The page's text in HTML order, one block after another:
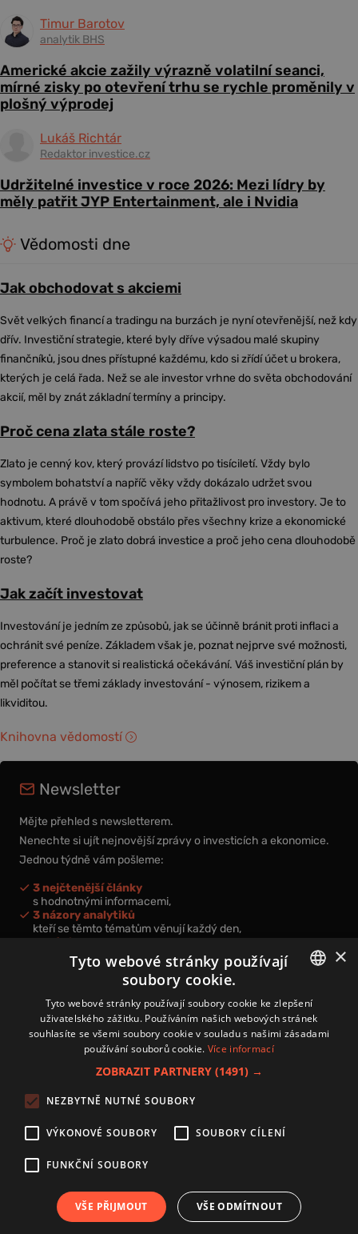
Timur Barotov
analytik BHS
Americké akcie zažily výrazně volatilní seanci,
mírné zisky po otevření trhu se rychle proměnily v
plošný výprodej
Lukáš Richtár
Redaktor investice.cz
Udržitelné investice v roce 2026: Mezi lídry by
měly patřit JYP Entertainment, ale i Nvidia
Vědomosti dne
Jak obchodovat s akciemi
Svět velkých financí a tradingu na burzách je nyní otevřenější, než kdy
dřív. Investiční strategie, které byly dříve výsadou malé skupiny
finančníků, jsou dnes přístupné každému, kdo si zřídí účet u brokera,
kterých je celá řada. Než se ale investor vrhne do světa obchodování
akcií, měl by znát základní termíny a principy.
Proč cena zlata stále roste?
Zlato je cenný kov, který provází lidstvo po tisíciletí. Vždy bylo
symbolem bohatství a napříč věky vždy dokázalo udržet svou
hodnotu. A právě v tom spočívá jeho přitažlivost pro investory. Je to
aktivum, které dlouhodobě obstálo přes všechny krize a ekonomické
turbulence. Proč je zlato dobrá investice a proč jeho cena dlouhodobě
roste?
Jak začít investovat
Investování je jedním ze způsobů, jak se účinně bránit proti inflaci a
ochránit své peníze. Základem však je, poznat nejprve své možnosti,
preference a stanovit si realistická očekávání. Váš investiční plán by
měl počítat se třemi základy investování - výnosem, rizikem a
likviditou.
Knihovna vědomostí
Newsletter
Mějte přehled s newsletterem.
Nenechte si ujít nejnovější zprávy o investicích a ekonomice.
Jednou týdně vám pošleme:
3 nejčtenější články
s hodnotnými informacemi,
3 názory analytiků
kteří se těmto tématům věnují každý den,
nová videa a podcasty
k prohloubení vašich znalostí.
Přihlášením k newsletteru vyjadřujete svůj souhlas spodmínkami
zpracování osobních údajů.
Zásady používání souborů cookies
Autoři
Nastavení cookies
CZECH
×
Tyto webové stránky používají
soubory cookie.
Tyto webové stránky používají soubory cookie ke zlepšení
uživatelského zážitku. Používáním našich webových stránek
souhlasíte se všemi soubory cookie v souladu s našimi zásadami
používání souborů cookie. Více informací
ZOBRAZIT PARTNERY (1491) →
NEZBYTNĚ NUTNÉ SOUBORY
VÝKONOVÉ SOUBORY SOUBORY CÍLENÍ
FUNKČNÍ SOUBORY
VŠE PŘIJMOUT VŠE ODMÍTNOUT